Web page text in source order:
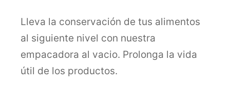
Lleva la conservación de tus alimentos
al siguiente nivel con nuestra
empacadora al vacio. Prolonga la vida
útil de los productos.